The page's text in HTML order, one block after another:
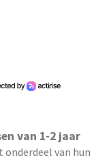
van 1-2 jaar
onderdeel van hun